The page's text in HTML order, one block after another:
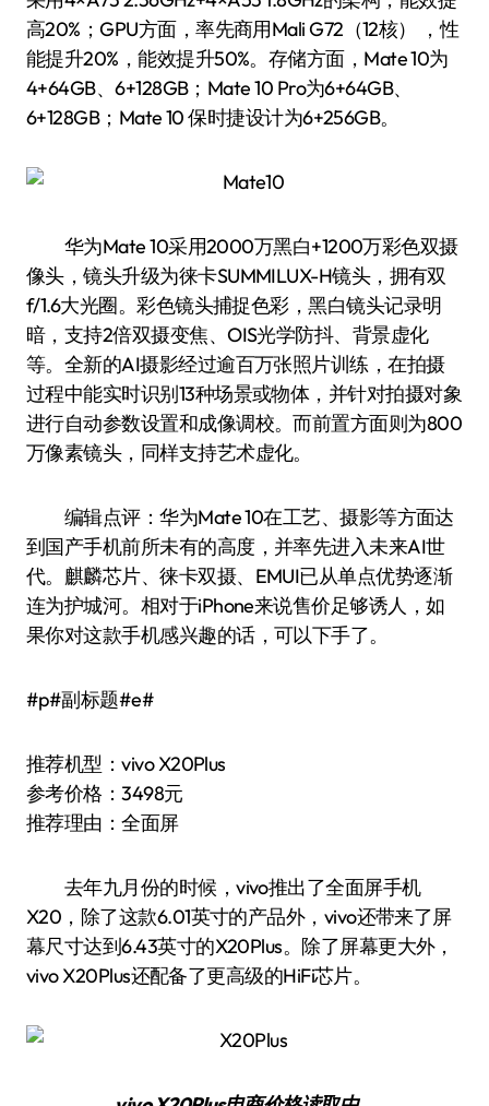
高20%；GPU方面，率先商用Mali G72（12核） ，性
能提升20%，能效提升50%。存储方面，Mate 10为
4+64GB、6+128GB；Mate 10 Pro为6+64GB、
6+128GB；Mate 10 保时捷设计为6+256GB。
华为Mate 10采用2000万黑白+1200万彩色双摄
像头，镜头升级为徕卡SUMMILUX-H镜头，拥有双
f/1.6大光圈。彩色镜头捕捉色彩，黑白镜头记录明
暗，支持2倍双摄变焦、OIS光学防抖、背景虚化
等。全新的AI摄影经过逾百万张照片训练，在拍摄
过程中能实时识别13种场景或物体，并针对拍摄对象
进行自动参数设置和成像调校。而前置方面则为800
万像素镜头，同样支持艺术虚化。
编辑点评：华为Mate 10在工艺、摄影等方面达
到国产手机前所未有的高度，并率先进入未来AI世
代。麒麟芯片、徕卡双摄、EMUI已从单点优势逐渐
连为护城河。相对于iPhone来说售价足够诱人，如
果你对这款手机感兴趣的话，可以下手了。
#p#副标题#e#
推荐机型：vivo X20Plus
参考价格：3498元
推荐理由：全面屏
去年九月份的时候，vivo推出了全面屏手机
X20，除了这款6.01英寸的产品外，vivo还带来了屏
幕尺寸达到6.43英寸的X20Plus。除了屏幕更大外，
vivo X20Plus还配备了更高级的HiFi芯片。